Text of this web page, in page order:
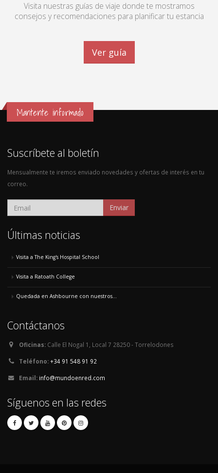
Visita nuestras guías de viaje donde te mostramos
consejos y recomendaciones para planificar tu estancia
Ver guía
Mantente informado
Suscríbete al boletín
Mensualmente te iremos enviado novedades y ofertas de interés en tu
correo.
Enviar
Últimas noticias
Visita a The King's Hospital School
Visita a Ratoath College
Quedada en Ashbourne con nuestros...
Contáctanos
Oficinas: Calle El Nogal 1, Local 7 28250 - Torrelodones
Teléfono:+34 91 548 91 92
Email: info@mundoenred.com
Síguenos en las redes